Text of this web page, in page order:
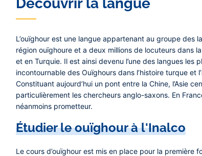
L’ouïghour est une langue appartenant au groupe
région ouïghoure et a deux millions de locuteurs dans
et en Turquie. Il est ainsi devenu l’une des langues
incontournable des Ouïghours dans l’histoire turque et
Constituant aujourd’hui un pont entre la Chine, l’Asie
particulièrement les chercheurs anglo-saxons. En
néanmoins prometteur.
Étudier le ouïghour à l'Inalco
Le cours d’ouïghour est mis en place pour la première